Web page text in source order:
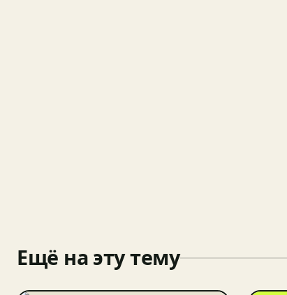
Ещё на эту тему